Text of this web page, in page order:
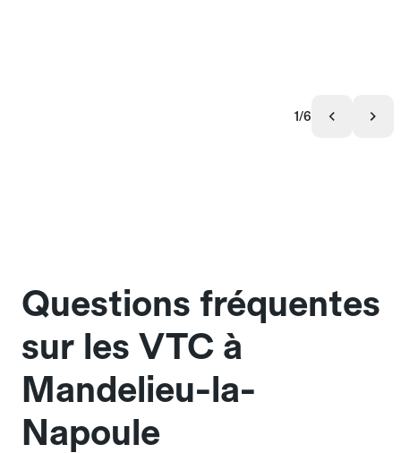
1/6
Questions fréquentes
sur les VTC à
Mandelieu-la-
Napoule